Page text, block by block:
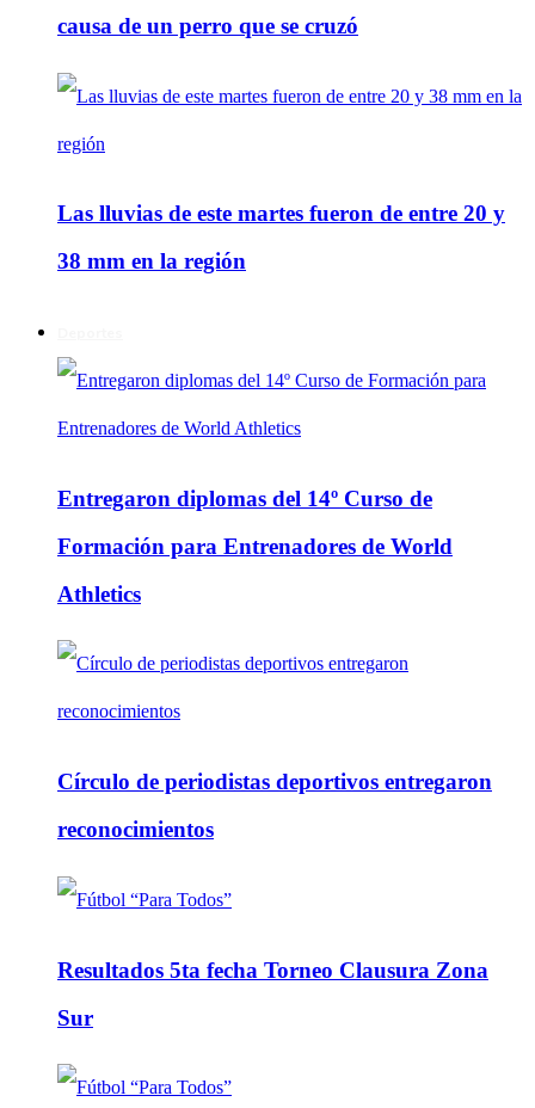
causa de un perro que se cruzó
Las lluvias de este martes fueron de entre 20 y
38 mm en la región
Entregaron diplomas del 14º Curso de
Formación para Entrenadores de World
Athletics
Círculo de periodistas deportivos entregaron
reconocimientos
Resultados 5ta fecha Torneo Clausura Zona
Sur